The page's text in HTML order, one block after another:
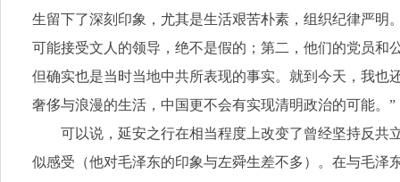
生留下了深刻印象，尤其是生活艰苦朴素，组织纪律严明
可能接受文人的领导，绝不是假的；第二，他们的党员
但确实也是当时当地中共所表现的事实。就到今天，我
奢侈与浪漫的生活，中国更不会有实现清明政治的可能。
可以说，延安之行在相当程度上改变了曾经坚持反共
似感受（他对毛泽东的印象与左舜生差不多）。在与毛